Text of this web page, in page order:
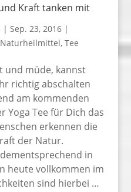
Kraft tanken mit
| Sep. 23, 2016|
Naturheilmittel, Tee
und müde, kannst
richtig abschalten
am kommenden
Yoga Tee für Dich das
erkennen die
der Natur.
in
heute vollkommen im
sind hierbei …